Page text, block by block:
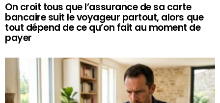
On croit tous que l’assurance de sa carte
bancaire suit le voyageur partout, alors que
tout dépend de ce qu’on fait au moment de
payer